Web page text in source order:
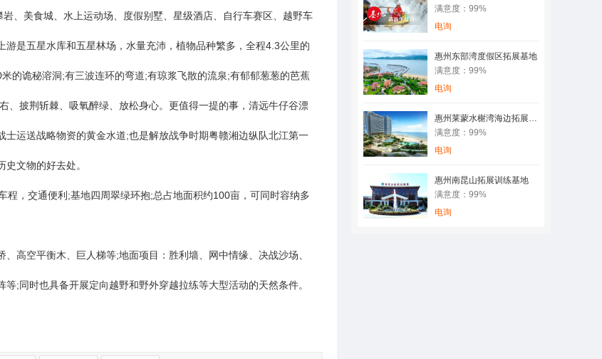
、美食城、水上运动场、度假别墅、星级酒店、自行车赛区、越野车
是五星水库和五星林场，水量充沛，植物品种繁多，全程4.3公里的
的诡秘溶洞;有三波连环的弯道;有琼浆飞散的流泉;有郁郁葱葱的芭蕉
、披荆斩棘、吸氧醉绿、放松身心。更值得一提的事，清远牛仔谷漂
运送战略物资的黄金水道;也是解放战争时期粤赣湘边纵队北江第一
文物的好去处。
，交通便利;基地四周翠绿环抱;总占地面积约100亩，可同时容纳多
空平衡木、巨人梯等;地面项目：胜利墙、网中情缘、决战沙场、
;同时也具备开展定向越野和野外穿越拉练等大型活动的天然条件。
满意度：99%
电询
惠州东部湾度假区拓展基地
满意度：99%
电询
惠州莱蒙水榭湾海边拓展训练基地
满意度：99%
电询
惠州南昆山拓展训练基地
满意度：99%
电询